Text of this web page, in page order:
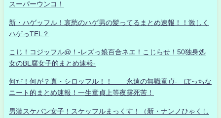
スーパーウンコ！
新・ハゲッフル！哀愁のハゲ男の髪ってるまとめ速報！！激しく
ハゲっTEL？
こじ！コジッフル@！-レズっ娘百合ネエ！こじらせ！50独身処
女のBL腐女子的まとめ速報-
何だ！何が？真・シロッフル！！ 永遠の無職童貞- ぼっちな
ニート的まとめ速報！一生童貞上等夜露死苦！
男装スケバン女子！スケッフルまっくす！（新・ナンノひゃくし